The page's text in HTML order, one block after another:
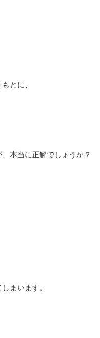
とに、
本当に正解でしょうか？
まいます。